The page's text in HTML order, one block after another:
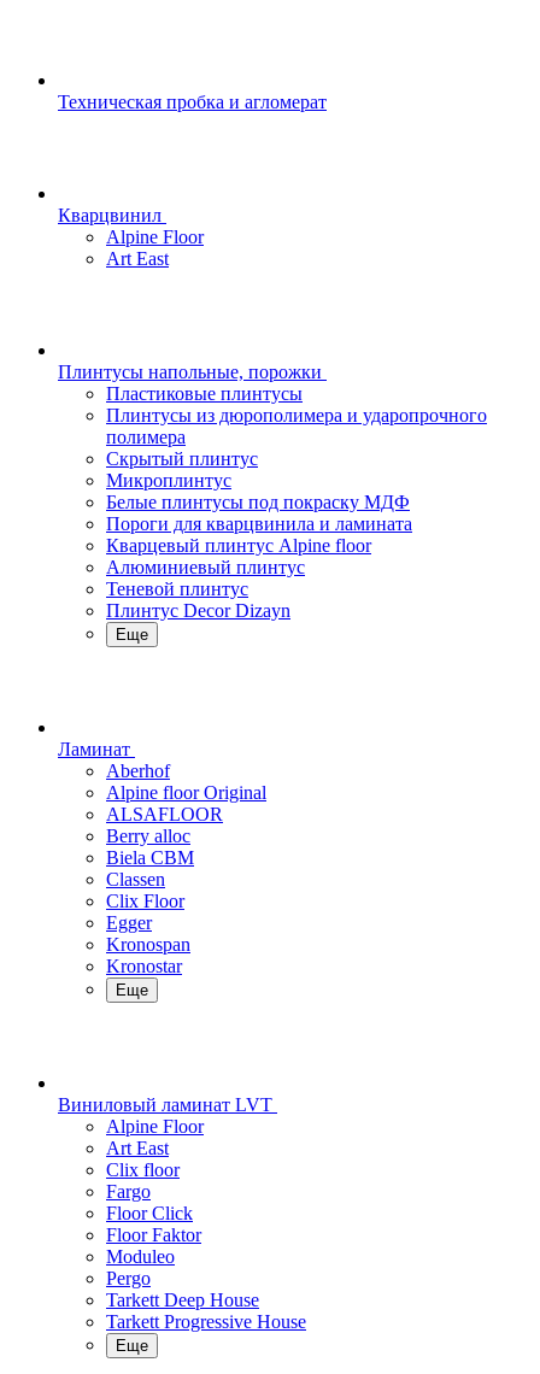
Техническая пробка и агломерат
Кварцвинил
Alpine Floor
Art East
Плинтусы напольные, порожки
Пластиковые плинтусы
Плинтусы из дюрополимера и ударопрочного
полимера
Скрытый плинтус
Микроплинтус
Белые плинтусы под покраску МДФ
Пороги для кварцвинила и ламината
Кварцевый плинтус Alpine floor
Алюминиевый плинтус
Теневой плинтус
Плинтус Decor Dizayn
Еще
Ламинат
Aberhof
Alpine floor Original
ALSAFLOOR
Berry alloc
Biela CBM
Classen
Clix Floor
Egger
Kronospan
Kronostar
Еще
Виниловый ламинат LVT
Alpine Floor
Art East
Clix floor
Fargo
Floor Click
Floor Faktor
Moduleo
Pergo
Tarkett Deep House
Tarkett Progressive House
Еще